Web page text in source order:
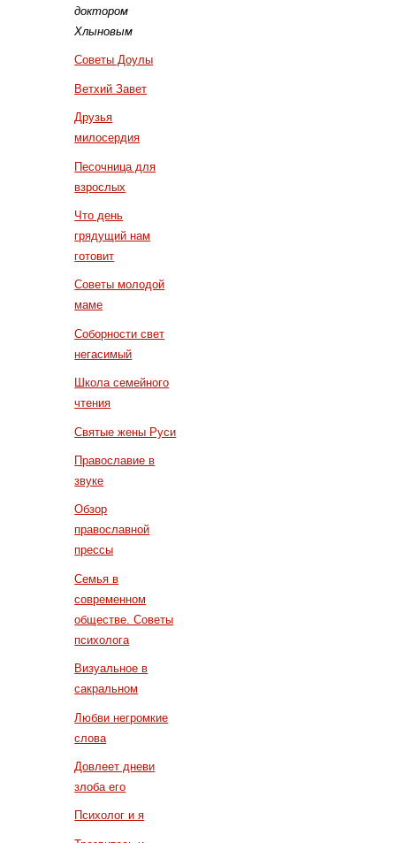
доктором
Хлыновым
Советы Доулы
Ветхий Завет
Друзья
милосердия
Песочница для
взрослых
Что день
грядущий нам
готовит
Советы молодой
маме
Соборности свет
негасимый
Школа семейного
чтения
Святые жены Руси
Православие в
звуке
Обзор
православной
прессы
Семья в
современном
обществе. Советы
психолога
Визуальное в
сакральном
Любви негромкие
слова
Довлеет дневи
злоба его
Психолог и я